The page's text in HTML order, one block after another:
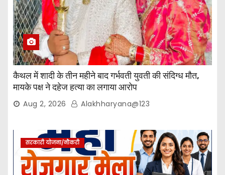
कैथल में शादी के तीन महीने बाद गर्भवती युवती की संदिग्ध मौत,
मायके पक्ष ने दहेज हत्या का लगाया आरोप
Aug 2, 2026 Alakhharyana@123
सरकारी योजना/नौकरी